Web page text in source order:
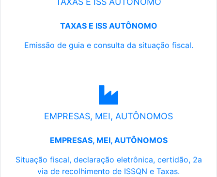
TAXAS E ISS AUTÔNOMO
Emissão de guia e consulta da situação fiscal.
EMPRESAS, MEI, AUTÔNOMOS
EMPRESAS, MEI, AUTÔNOMOS
Situação fiscal, declaração eletrônica, certidão, 2a
via de recolhimento de ISSQN e Taxas.